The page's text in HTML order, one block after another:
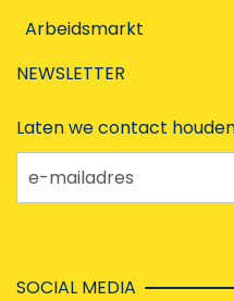
Arbeidsmarkt
NEWSLETTER
Laten we contact
e-mailadres
SOCIAL MEDIA